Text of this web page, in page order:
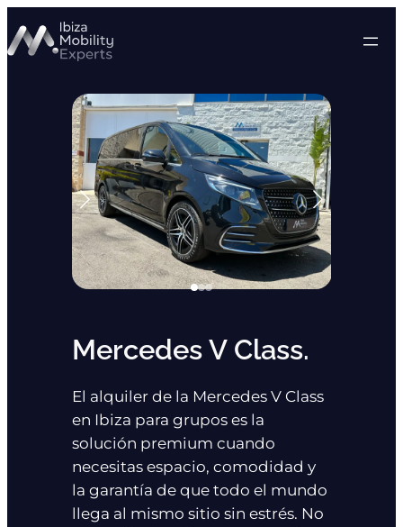
al
contenido
Mercedes V Class.
El alquiler de la Mercedes V Class
en Ibiza para grupos es la
solución premium cuando
necesitas espacio, comodidad y
la garantía de que todo el mundo
llega al mismo sitio sin estrés. No